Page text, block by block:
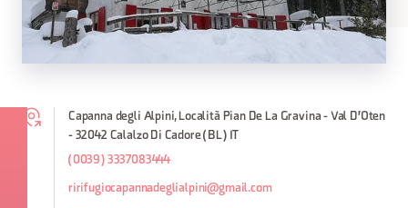
Capanna degli Alpini, Località Pian De La Gravina - Val D'Oten
- 32042 Calalzo Di Cadore (BL) IT
(0039) 3337083444
ririfugiocapannadeglialpini@gmail.com